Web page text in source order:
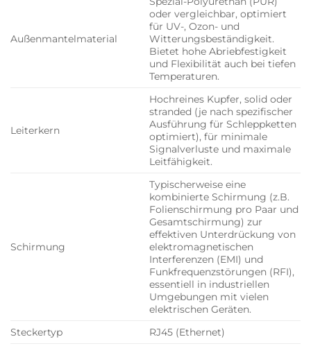
Außenmantelmaterial
oder vergleichbar, optimiert
für UV-, Ozon- und
Witterungsbeständigkeit.
Bietet hohe Abriebfestigkeit
und Flexibilität auch bei tiefen
Temperaturen.
Leiterkern
Hochreines Kupfer, solid oder
stranded (je nach spezifischer
Ausführung für Schleppketten
optimiert), für minimale
Signalverluste und maximale
Leitfähigkeit.
Schirmung
Typischerweise eine
kombinierte Schirmung (z.B.
Folienschirmung pro Paar und
Gesamtschirmung) zur
effektiven Unterdrückung von
elektromagnetischen
Interferenzen (EMI) und
Funkfrequenzstörungen (RFI),
essentiell in industriellen
Umgebungen mit vielen
elektrischen Geräten.
Steckertyp
RJ45 (Ethernet)